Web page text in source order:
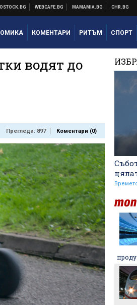
КОМЕНТАРИ РИТЪМ СПОРТ
водят до
Прегледи: 897 Коментари (0)
ЦСКА взима още трима
Никола Цолов: Гледам
напред с увереност
Манчестър Сити иска 80
милиона за Родри